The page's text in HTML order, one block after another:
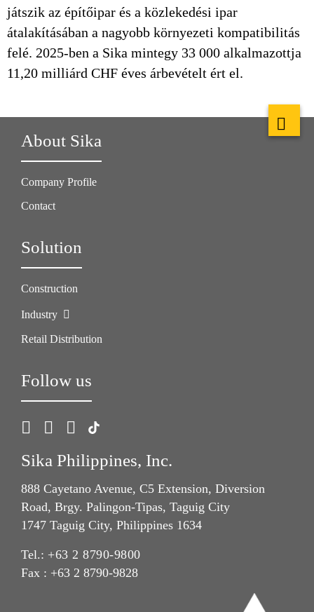
játszik az építőipar és a közlekedési ipar
átalakításában a nagyobb környezeti kompatibilitás
felé. 2025-ben a Sika mintegy 33 000 alkalmazottja
11,20 milliárd CHF éves árbevételt ért el.
About Sika
Company Profile
Contact
Solution
Construction
Industry
Retail Distribution
Follow us
Sika Philippines, Inc.
888 Cayetano Avenue, C5 Extension, Diversion
Road, Brgy. Palingon-Tipas, Taguig City
1747 Taguig City, Philippines 1634
Tel.: +63 2 8790-9800
Fax : +63 2 8790-9828